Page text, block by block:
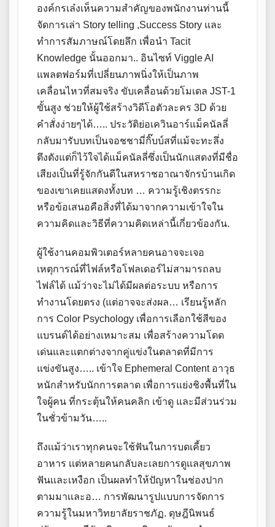
องค์กรเล๋งเห็นความสำคัญของพนักงานท่านนี้
จัดการเล่า Story telling ,Success Story และ
ทำการสัมภาษณ์โดยลึก เพื่อนำ Tacit
Knowledge นั้นออกมา.. อินไซท์ Viggle AI
แพลตฟอร์มที่เปลี่ยนภาพนิ่งให้เป็นภาพ
เคลื่อนไหวที่สมจริง ขับเคลื่อนด้วยโมเดล JST-1
ขั้นสูง ช่วยให้ผู้ใช้สร้างวิดีโอตัวละคร 3D ด้วย
คำสั่งง่ายๆได้….. ประวัติย่อเควินอาร์แม็คนัลลี่
กลับมารับบทเป็นจอชชามี่กิ๊บบ์สที่แม้จะทะลึ่ง
ตึงตังแต่ก็ไว้ใจได้แม็คนัลลี่ซึ่งเป็นนักแสดงที่มีชื่อ
เสียงเป็นที่รู้จักกันดีในสหราชอาณาจักรบ้านเกิด
ของเขาเคยแสดงทั้งบท … ความรู้เชิงตรรกะ
หรือข้อเสนอคือสิ่งที่ได้มาจากความเข้าใจใน
ความคิดและวิธีที่ความคิดเหล่านี้เกี่ยวข้องกัน.
ผู้ใช้งานคอมพิวเตอร์หลายคนอาจจะเจอ
เหตุการณ์ที่ไฟล์หรือโฟลเดอร์ไม่สามารถลบ
ไฟล์ได้ แม้ว่าจะไม่ได้มีผลต่อระบบ หรือการ
ทำงานโดยตรง (แต่อาจจะส่งผล… เรียนรู้หลัก
การ Color Psychology เพื่อการเลือกใช้สีของ
แบรนด์ได้อย่างเหมาะสม เพื่อสร้างความโดด
เด่นและแตกต่างจากคู่แข่งในตลาดที่มีการ
แข่งขันสูง….. เข้าใจ Ephemeral Content อาวุธ
หนักสำหรับนักการตลาด เพื่อการแย่งชิงพื้นที่ใน
ใจผู้คน ที่กระตุ้นให้คนคลิก เข้าดู และมีส่วนร่วม
ในชั่วข้ามวัน…..
ถึงเเม้ว่าเราทุกคนจะใช้ฟันในการบดเคี้ยว
อาหาร เเต่หลายคนกลับละเลยการดูเเลสุขภาพ
ฟันเเละเหงือก เป็นผลทำให้ปัญหาในช่องปาก
ตามมาเเละอ… การพัฒนารูปแบบการจัดการ
ความรู้ในมหาวิทยาลัยราชภัฏ. ดุษฎีนิพนธ์